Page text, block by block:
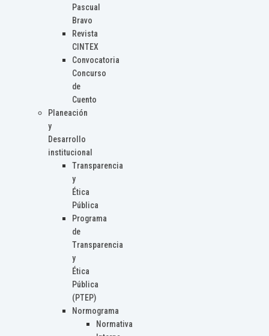
Pascual
Bravo
Revista
CINTEX
Convocatoria
Concurso
de
Cuento
Planeación
y
Desarrollo
institucional
Transparencia
y
Ética
Pública
Programa
de
Transparencia
y
Ética
Pública
(PTEP)
Normograma
Normativa